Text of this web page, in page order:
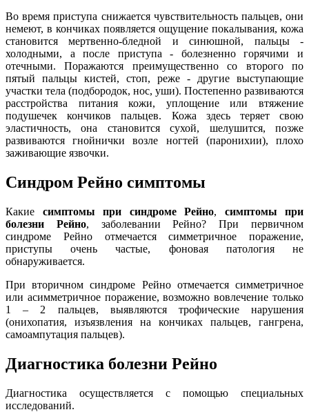
Во время приступа снижается чувствительность пальцев, они
немеют, в кончиках появляется ощущение покалывания, кожа
становится мертвенно-бледной и синюшной, пальцы -
холодными, а после приступа - болезненно горячими и
отечными. Поражаются преимущественно со второго по
пятый пальцы кистей, стоп, реже - другие выступающие
участки тела (подбородок, нос, уши). Постепенно развиваются
расстройства питания кожи, уплощение или втяжение
подушечек кончиков пальцев. Кожа здесь теряет свою
эластичность, она становится сухой, шелушится, позже
развиваются гнойнички возле ногтей (паронихии), плохо
заживающие язвочки.
Синдром Рейно симптомы
Какие симптомы при синдроме Рейно, симптомы при
болезни Рейно, заболевании Рейно? При первичном
синдроме Рейно отмечается симметричное поражение,
приступы очень частые, фоновая патология не
обнаруживается.
При вторичном синдроме Рейно отмечается симметричное
или асимметричное поражение, возможно вовлечение только
1 – 2 пальцев, выявляются трофические нарушения
(онихопатия, изъязвления на кончиках пальцев, гангрена,
самоампутация пальцев).
Диагностика болезни Рейно
Диагностика осуществляется с помощью специальных
исследований.